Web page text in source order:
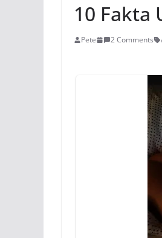
10 Fakta
Pete 2 Comments